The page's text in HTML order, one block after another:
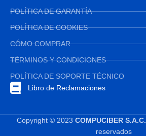
POLÍTICA DE GARANTÍA
POLÍTICA DE COOKIES
CÓMO COMPRAR
TÉRMINOS Y CONDICIONES
POLÍTICA DE SOPORTE TÉCNICO
Libro de Reclamaciones
Copyright © 2023 COMPUCIBER S.A.C.
reservados